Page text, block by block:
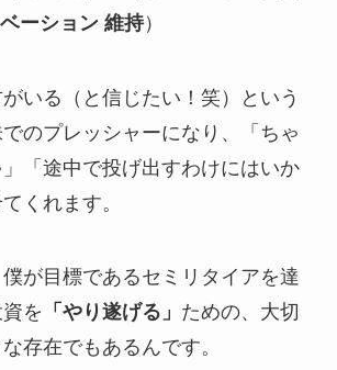
ーション 維持）
いる（と信じたい！笑）という
のプレッシャーになり、「ちゃ
「途中で投げ出すわけにはいか
くれます。
が目標であるセミリタイアを達
を 「やり遂げる」 ための、大切
存在でもあるんです。